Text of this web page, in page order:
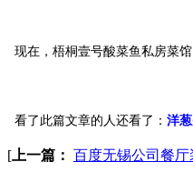
现在，梧桐壹号酸菜鱼私房菜
看了此篇文章的人还看了： 洋
[ 上一篇： 百度无锡公司餐